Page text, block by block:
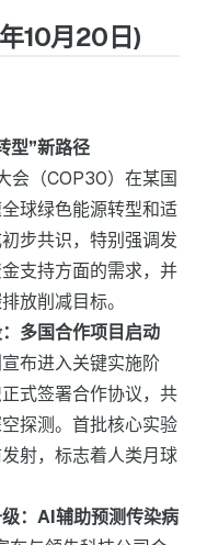
10月20日)
型”新路径
会（COP30）在某国
球绿色能源转型和适
步共识，特别强调发
支持方面的需求，并
放削减目标。
多国合作项目启动
布进入关键实施阶
式签署合作协议，共
探测。首批核心实验
射，标志着人类月球
：AI辅助预测传染病